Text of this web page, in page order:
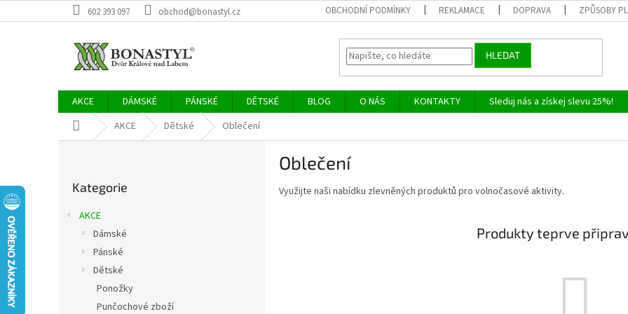
na
602 393 097 obchod@bonastyl.cz OBCHODNÍ PODMÍNKY REKLAMACE DOPRAVA ZPŮSOBY
HLEDAT
AKCE DÁMSKÉ PÁNSKÉ DĚTSKÉ BLOG O NÁS KONTAKTY
Sleduj nás a získej slevu 25%!
Domů AKCE Dětské Oblečení
kategorie
Kategorie
AKCE
Dámské
Pánské
Dětské
Ponožky
Punčochové zboží
Oblečení
Využijte naši nabídku zlevněných produktů pro volnočasové aktivity.
Produkty teprve